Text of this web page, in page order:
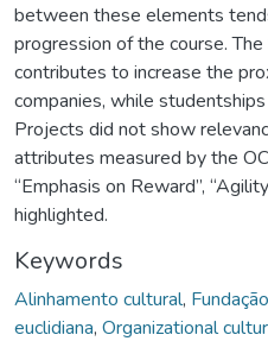
between these elements
progression of the course.
contributes to increase the
companies, while
Projects did not show
attributes measured by the
“Emphasis on Reward”,
highlighted.
Keywords
Alinhamento cultural,
euclidiana, Organizational